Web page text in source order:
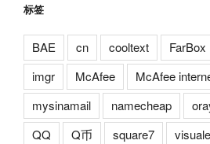
标签
BAE cn cooltext FarBox
imgr
McAfee McAfee
mysinamail
namecheap
QQ
Q币 square7